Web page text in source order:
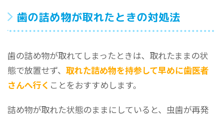
歯の詰め物が取れたときの対処法
歯の詰め物が取れてしまったときは、取れたままの状
態で放置せず、取れた詰め物を持参して早めに歯医者
さんへ行く ことをおすすめします。
詰め物が取れた状態のままにしていると、虫歯が再発